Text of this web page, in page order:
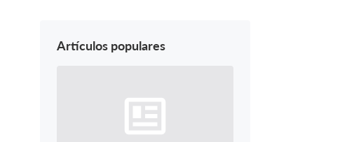
Artículos populares